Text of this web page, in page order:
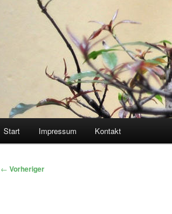
Start Impressum Kontakt
Beitragsnavigation
← Vorheriger